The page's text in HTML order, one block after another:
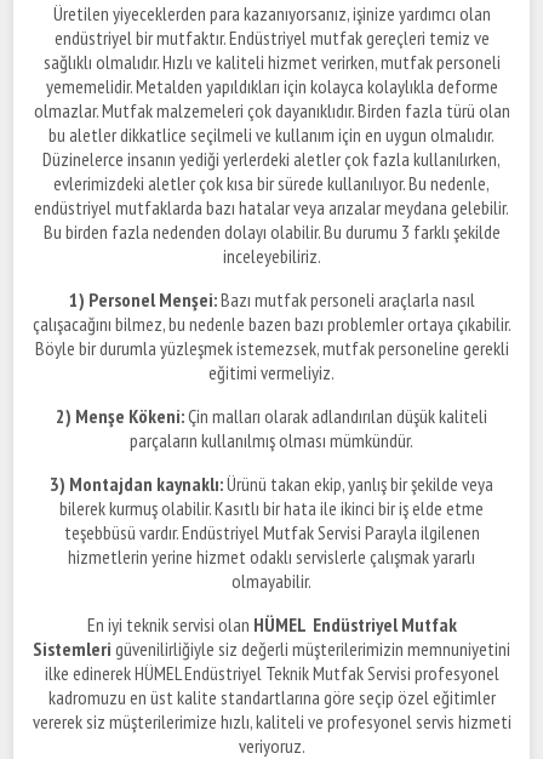
Üretilen yiyeceklerden para kazanıyorsanız, işinize yardımcı olan
endüstriyel bir mutfaktır. Endüstriyel mutfak gereçleri temiz ve
sağlıklı olmalıdır. Hızlı ve kaliteli hizmet verirken, mutfak personeli
yememelidir. Metalden yapıldıkları için kolayca kolaylıkla deforme
olmazlar. Mutfak malzemeleri çok dayanıklıdır. Birden fazla türü olan
bu aletler dikkatlice seçilmeli ve kullanım için en uygun olmalıdır.
Düzinelerce insanın yediği yerlerdeki aletler çok fazla kullanılırken,
evlerimizdeki aletler çok kısa bir sürede kullanılıyor. Bu nedenle,
endüstriyel mutfaklarda bazı hatalar veya arızalar meydana gelebilir.
Bu birden fazla nedenden dolayı olabilir. Bu durumu 3 farklı şekilde
inceleyebiliriz.
1) Personel Menşei:Bazı mutfak personeli araçlarla nasıl
çalışacağını bilmez, bu nedenle bazen bazı problemler ortaya çıkabilir.
Böyle bir durumla yüzleşmek istemezsek, mutfak personeline gerekli
eğitimi vermeliyiz.
2) Menşe Kökeni:Çin malları olarak adlandırılan düşük kaliteli
parçaların kullanılmış olması mümkündür.
3) Montajdan kaynaklı:Ürünü takan ekip, yanlış bir şekilde veya
bilerek kurmuş olabilir. Kasıtlı bir hata ile ikinci bir iş elde etme
teşebbüsü vardır. Endüstriyel Mutfak Servisi Parayla ilgilenen
hizmetlerin yerine hizmet odaklı servislerle çalışmak yararlı
olmayabilir.
En iyi teknik servisi olan HÜMEL Endüstriyel Mutfak
Sistemleri güvenilirliğiyle siz değerli müşterilerimizin memnuniyetini
ilke edinerek HÜMEL Endüstriyel Teknik Mutfak Servisi profesyonel
kadromuzu en üst kalite standartlarına göre seçip özel eğitimler
vererek siz müşterilerimize hızlı, kaliteli ve profesyonel servis hizmeti
veriyoruz.